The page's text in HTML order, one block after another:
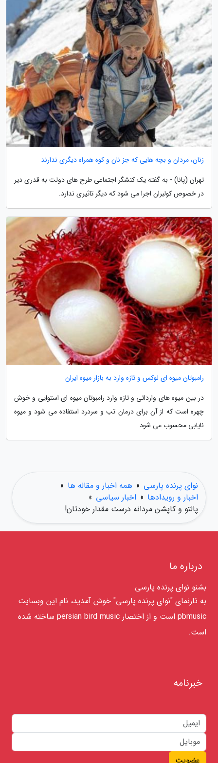
زنان، مردان و بچه هایی که جز نان و کوه همراه دیگری ندارند
تهران (پانا) - به گفته یک کنشگر اجتماعی طرح های دولت به قدری دیر
در خصوص کولبران اجرا می شود که دیگر تاثیری ندارد.
رامبوتان میوه ای لوکس و تازه وارد به بازار میوه ایران
در بین میوه های وارداتی و تازه وارد رامبوتان میوه ای استوایی و خوش
چهره است که از آن برای درمان تب و سردرد استفاده می شود و میوه
نایابی محسوب می شود
نوای پرنده پارسی » همه اخبار و مقاله ها »
اخبار و رویدادها » اخبار سیاسی »
پالتو و کاپشن مردانه درست مقدار خودتان!
درباره ما
بشنو نوای پرنده پارسی
به تارنمای "نوای پرنده پارسی" خوش آمدید، نام این وبسایت
pbmusic است و از اختصار persian bird music ساخته شده
است.
خبرنامه
عضویت